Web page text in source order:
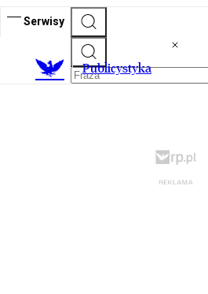
Serwisy
Publicystyka